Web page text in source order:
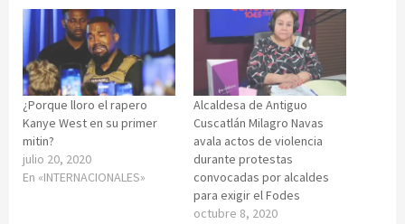
¿Porque lloro el rapero
Kanye West en su primer
mitin?
julio 20, 2020
En «INTERNACIONALES»
Alcaldesa de Antiguo
Cuscatlán Milagro Navas
avala actos de violencia
durante protestas
convocadas por alcaldes
para exigir el Fodes
octubre 8, 2020